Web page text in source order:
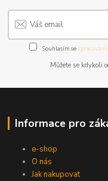
Souhlasím se
Můžete se kdykoli
Informace pro
e-shop
O nás
Jak nakupovat